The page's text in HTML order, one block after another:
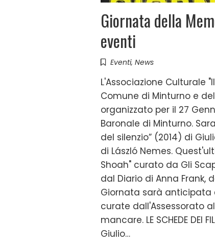
Giornata della
eventi
Eventi, News
L'Associazione Culturale
Comune di Minturno e
organizzato per il 27
Baronale di Minturno.
del silenzio” (2014) di
di László Nemes.
Shoah" curato da Gli
dal Diario di Anna Frank,
Giornata sarà anticipata
curate dall'Assessorato
mancare. LE SCHEDE DEI
Giulio…